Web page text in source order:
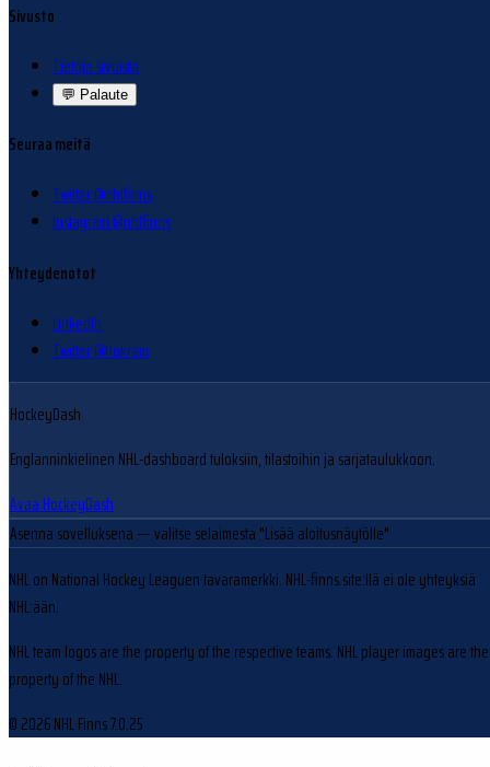
Sivusto
Tietoja sivuista
💬 Palaute
Seuraa meitä
Twitter @nhlfinns
Instagram @nhlfinns
Yhteydenotot
LinkedIn
Twitter @hokram
HockeyDash
Englanninkielinen NHL-dashboard tuloksiin, tilastoihin ja sarjataulukkoon.
Avaa HockeyDash
Asenna sovelluksena — valitse selaimesta "Lisää aloitusnäytölle"
NHL on National Hockey Leaguen tavaramerkki. NHL-finns.site:llä ei ole yhteyksiä
NHL:ään.
NHL team logos are the property of the respective teams. NHL player images are the
property of the NHL.
© 2026 NHL Finns7.0.25